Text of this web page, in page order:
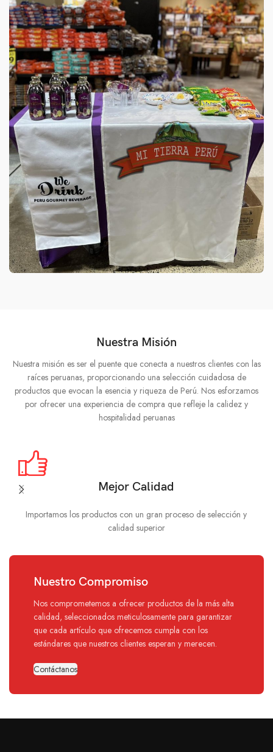
Nuestra Misión
Nuestra misión es ser el puente que conecta a nuestros clientes con las
raíces peruanas, proporcionando una selección cuidadosa de
productos que evocan la esencia y riqueza de Perú. Nos esforzamos
por ofrecer una experiencia de compra que refleje la calidez y
hospitalidad peruanas
Mejor Calidad
Importamos los productos con un gran proceso de selección y
calidad superior
Nuestro Compromiso
Nos comprometemos a ofrecer productos de la más alta
calidad, seleccionados meticulosamente para garantizar
que cada artículo que ofrecemos cumpla con los
estándares que nuestros clientes esperan y merecen.
Contáctanos